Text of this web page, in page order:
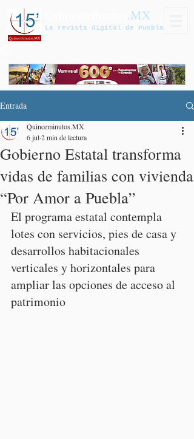
.MX
La revista digital de Puebla
Entrada
Gobierno Estatal transforma
vidas de familias con vivienda
“Por Amor a Puebla”
Quinceminutos.MX
6 jul2 min de lectura
El programa estatal contempla
lotes con servicios, pies de casa y
desarrollos habitacionales
verticales y horizontales para
ampliar las opciones de acceso al
patrimonio